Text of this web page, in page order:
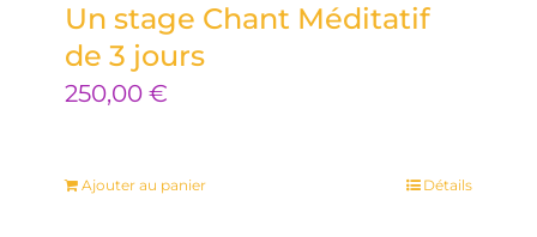
Un stage Chant Méditatif
de 3 jours
250,00 €
Ajouter au panier Détails